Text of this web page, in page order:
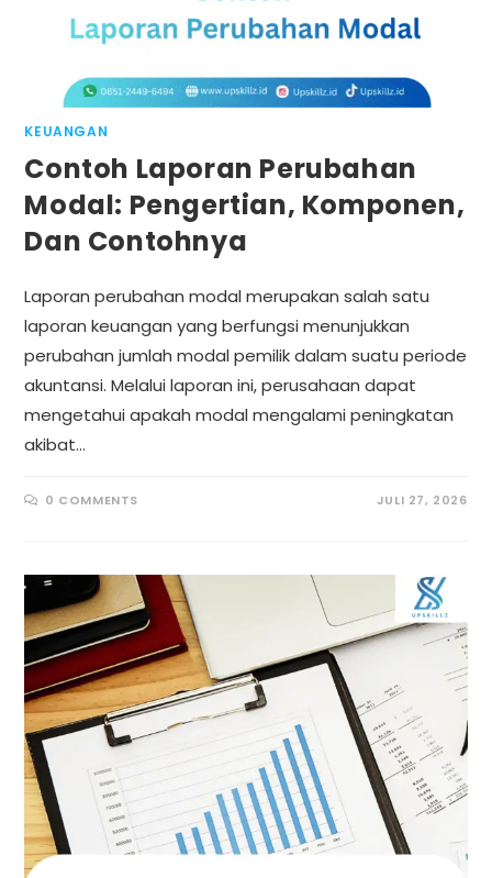
KEUANGAN
Contoh Laporan Perubahan
Modal: Pengertian, Komponen,
Dan Contohnya
Laporan perubahan modal merupakan salah satu
laporan keuangan yang berfungsi menunjukkan
perubahan jumlah modal pemilik dalam suatu periode
akuntansi. Melalui laporan ini, perusahaan dapat
mengetahui apakah modal mengalami peningkatan
akibat…
0 COMMENTS JULI 27, 2026